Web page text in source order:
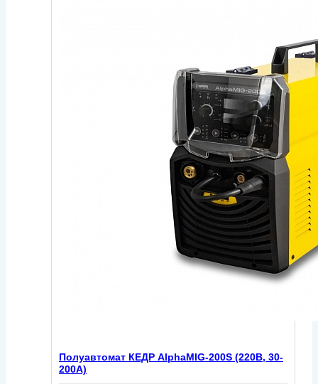
Полуавтомат КЕДР AlphaMIG-200S (220В, 30-
200А)